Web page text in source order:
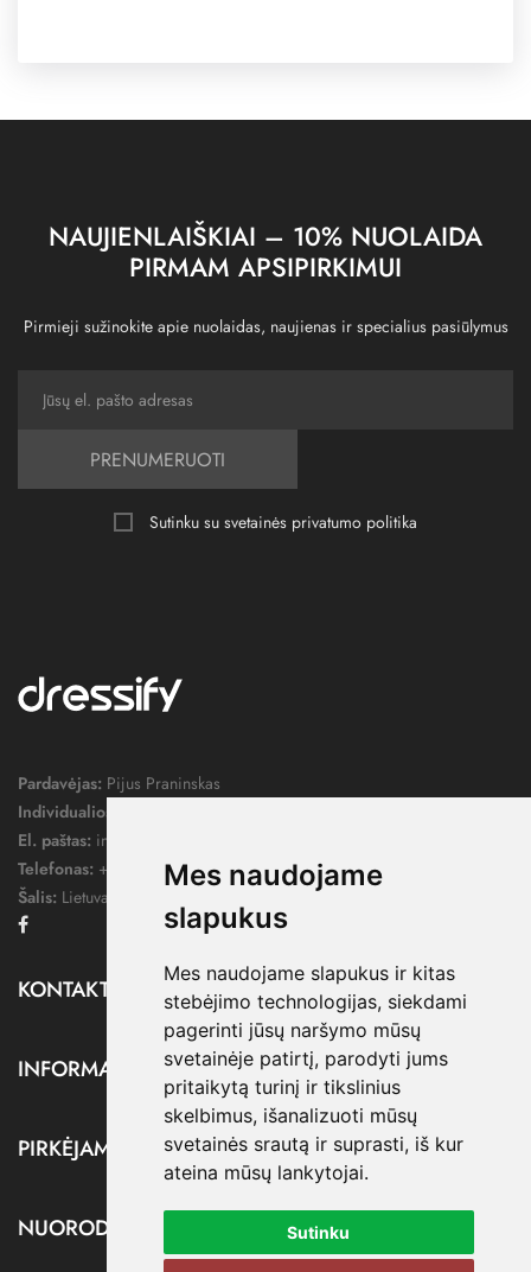
Mes naudojame
slapukus
Mes naudojame slapukus ir kitas
stebėjimo technologijas, siekdami
pagerinti jūsų naršymo mūsų
svetainėje patirtį, parodyti jums
pritaikytą turinį ir tikslinius
skelbimus, išanalizuoti mūsų
svetainės srautą ir suprasti, iš kur
ateina mūsų lankytojai.
Sutinku
NAUJIENLAIŠKIAI – 10% NUOLAIDA
PIRMAM APSIPIRKIMUI
Pirmieji sužinokite apie nuolaidas, naujienas ir specialius pasiūlymus
PRENUMERUOTI
Sutinku su svetainės privatumo politika
Pardavėjas: Pijus Praninskas
Individualios veiklos pažymos nr.:
El. paštas: info@dressify.lt
Telefonas: +370 676 78578
Šalis: Lietuva
KONTAKTAI
INFORMACIJA
PIRKĖJAMS
NUORODOS